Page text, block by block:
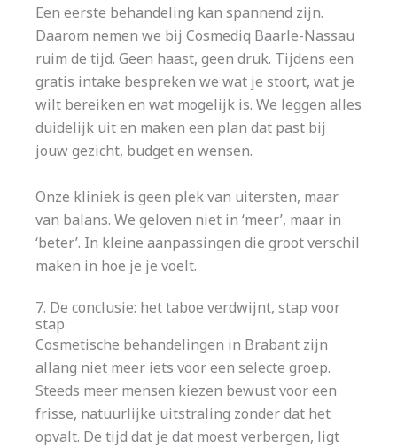
Een eerste behandeling kan spannend zijn.
Daarom nemen we bij Cosmediq Baarle-Nassau
ruim de tijd. Geen haast, geen druk. Tijdens een
gratis intake bespreken we wat je stoort, wat je
wilt bereiken en wat mogelijk is. We leggen alles
duidelijk uit en maken een plan dat past bij
jouw gezicht, budget en wensen.
Onze kliniek is geen plek van uitersten, maar
van balans. We geloven niet in ‘meer’, maar in
‘beter’. In kleine aanpassingen die groot verschil
maken in hoe je je voelt.
7. De conclusie: het taboe verdwijnt, stap voor
stap
Cosmetische behandelingen in Brabant zijn
allang niet meer iets voor een selecte groep.
Steeds meer mensen kiezen bewust voor een
frisse, natuurlijke uitstraling zonder dat het
opvalt. De tijd dat je dat moest verbergen, ligt